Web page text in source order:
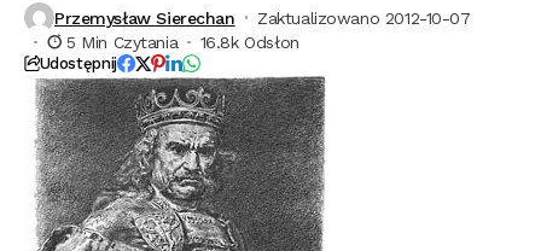
Przemysław Sierechan
Zaktualizowano 2012-10-07
5 Min Czytania
16.8k Odsłon
Udostępnij